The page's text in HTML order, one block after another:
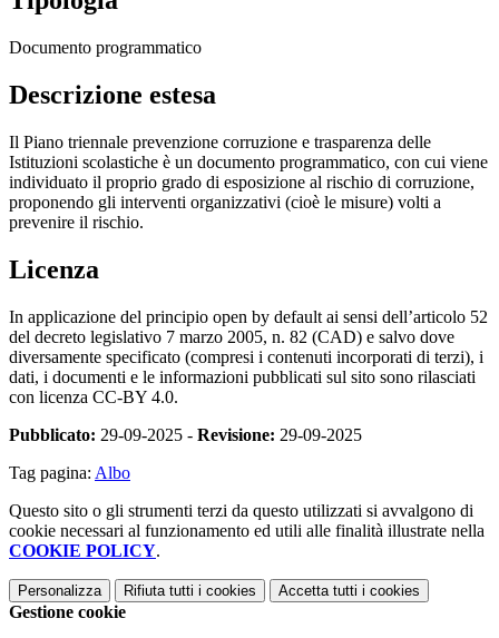
Documento programmatico
Descrizione estesa
Il Piano triennale prevenzione corruzione e trasparenza delle
Istituzioni scolastiche è un documento programmatico, con cui viene
individuato il proprio grado di esposizione al rischio di corruzione,
proponendo gli interventi organizzativi (cioè le misure) volti a
prevenire il rischio.
Licenza
In applicazione del principio open by default ai sensi dell’articolo 52
del decreto legislativo 7 marzo 2005, n. 82 (CAD) e salvo dove
diversamente specificato (compresi i contenuti incorporati di terzi), i
dati, i documenti e le informazioni pubblicati sul sito sono rilasciati
con licenza CC-BY 4.0.
Pubblicato: 29-09-2025 - Revisione: 29-09-2025
Tag pagina: Albo
Questo sito o gli strumenti terzi da questo utilizzati si avvalgono di
cookie necessari al funzionamento ed utili alle finalità illustrate nella
COOKIE POLICY.
Personalizza Rifiuta tutti i cookies Accetta tutti i cookies
Gestione cookie